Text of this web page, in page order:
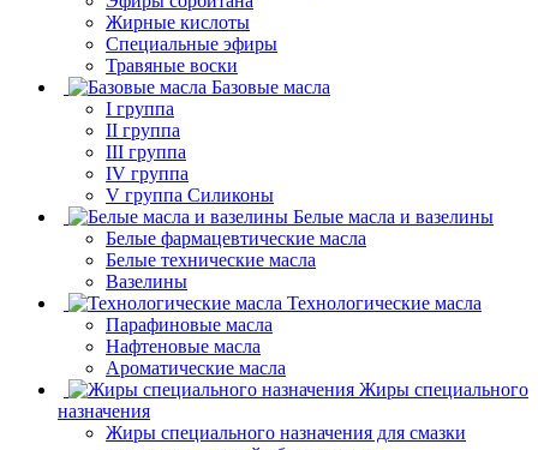
Жирные кислоты
Специальные эфиры
Травяные воски
Базовые масла
I группа
II группа
III группа
IV группа
V группа Силиконы
Белые масла и вазелины
Белые фармацевтические масла
Белые технические масла
Вазелины
Технологические масла
Парафиновые масла
Нафтеновые масла
Ароматические масла
Жиры специального
назначения
Жиры специального назначения для смазки